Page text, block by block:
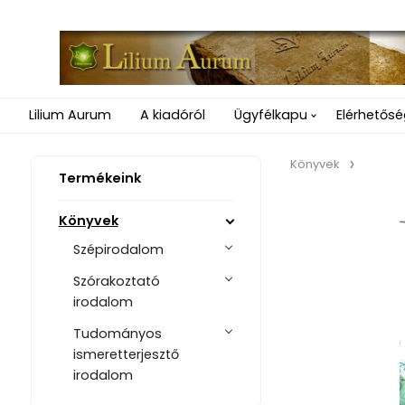
Lilium Aurum A kiadóról Ügyfélkapu
Termékeink
Könyvek
Szépirodalom
Szórakoztató
irodalom
Tudományos
ismeretterjesztő
irodalom
Könyvek